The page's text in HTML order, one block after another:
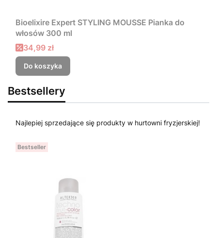
Bioelixire Expert STYLING MOUSSE Pianka do
włosów 300 ml
Cena promocyjna
34,99 zł
Do koszyka
Bestsellery
Najlepiej sprzedające się produkty w hurtowni fryzjerskiej!
Bestseller